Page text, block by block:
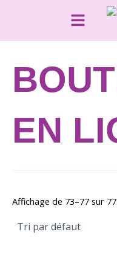
Menu
EN
Affichage de 73–77 sur